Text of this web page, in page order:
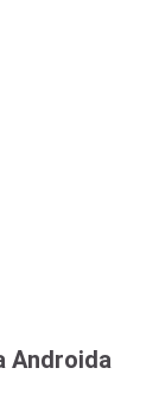
Androida